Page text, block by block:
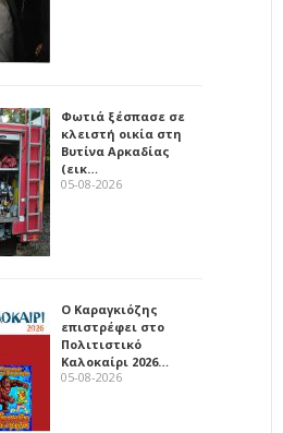
Φωτιά ξέσπασε σε
κλειστή οικία στη
Βυτίνα Αρκαδίας
(εικ…
05-08-2026
Ο Καραγκιόζης
επιστρέφει στο
Πολιτιστικό
Καλοκαίρι 2026…
05-08-2026